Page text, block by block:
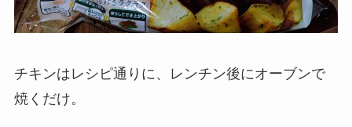
チキンはレシピ通りに、レンチン後にオーブンで
焼くだけ。